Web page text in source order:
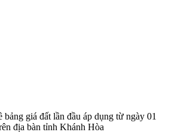
giá đất lần đầu áp dụng từ ngày 01
địa bàn tỉnh Khánh Hòa